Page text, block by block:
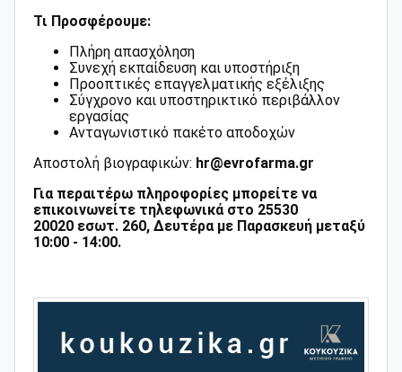
Τι Προσφέρουμε:
Πλήρη απασχόληση
Συνεχή εκπαίδευση και υποστήριξη
Προοπτικές επαγγελματικής εξέλιξης
Σύγχρονο και υποστηρικτικό περιβάλλον
εργασίας
Ανταγωνιστικό πακέτο αποδοχών
Αποστολή βιογραφικών: hr@evrofarma.gr
Για περαιτέρω πληροφορίες μπορείτε να
επικοινωνείτε τηλεφωνικά στο 25530
20020 εσωτ. 260, Δευτέρα με Παρασκευή μεταξύ
10:00 - 14:00.